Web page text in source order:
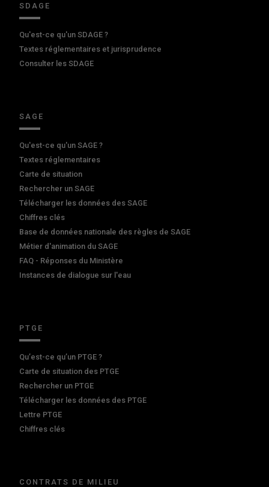
SDAGE
Qu'est-ce qu'un SDAGE ?
Textes réglementaires et jurisprudence
Consulter les SDAGE
SAGE
Qu'est-ce qu'un SAGE ?
Textes réglementaires
Carte de situation
Rechercher un SAGE
Télécharger les données des SAGE
Chiffres clés
Base de données nationale des règles de SAGE
Métier d'animation du SAGE
FAQ - Réponses du Ministère
Instances de dialogue sur l'eau
PTGE
Qu’est-ce qu’un PTGE ?
Carte de situation des PTGE
Rechercher un PTGE
Télécharger les données des PTGE
Lettre PTGE
Chiffres clés
CONTRATS DE MILIEU